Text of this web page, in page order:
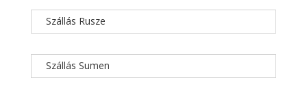
Szállás Rusze
Szállás Sumen